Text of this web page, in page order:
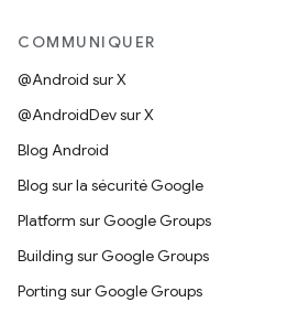
COMMUNIQUER
@Android sur X
@AndroidDev sur X
Blog Android
Blog sur la sécurité Google
Platform sur Google Groups
Building sur Google Groups
Porting sur Google Groups